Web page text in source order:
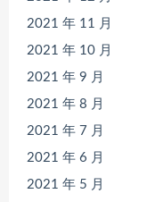
2021 年 11 月
2021 年 10 月
2021 年 9 月
2021 年 8 月
2021 年 7 月
2021 年 6 月
2021 年 5 月